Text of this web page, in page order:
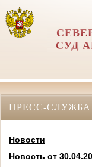
СУД
ПРЕСС-СЛУЖБА
Новости
Новость от